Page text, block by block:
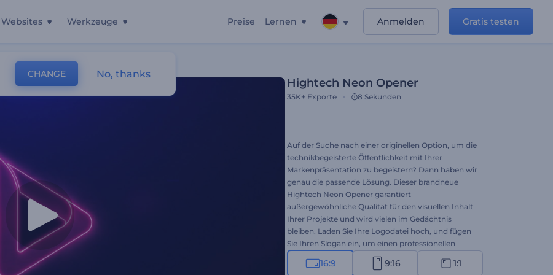
Websites Werkzeuge Preise Lernen Anmelden Gratis testen
Hightech Neon Opener
35K+ Exporte 8 Sekunden
Auf der Suche nach einer originellen Option, um die
technikbegeisterte Öffentlichkeit mit Ihrer
Markenpräsentation zu begeistern? Dann haben wir
genau die passende Lösung. Dieser brandneue
Hightech Neon Opener garantiert
außergewöhnliche Qualität für den visuellen Inhalt
Ihrer Projekte und wird vielen im Gedächtnis
bleiben. Laden Sie Ihre Logodatei hoch, und fügen
Sie Ihren Slogan ein, um einen professionellen
Logo-Opener zu erstellen. Perfekt für die
Vorstellung von Technologieunternehmen,
16:9 9:16 1:1
CHANGE No, thanks